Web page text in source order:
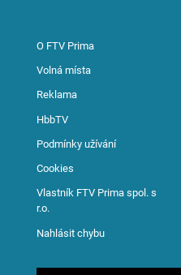
O FTV Prima
Volná místa
Reklama
HbbTV
Podmínky užívání
Cookies
Vlastník FTV Prima spol. s
r.o.
Nahlásit chybu